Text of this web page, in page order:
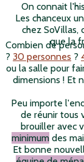
On connait
Les chanceux
chez SoVillas,
que la
Combien de
? 30 personnes ?
ou la salle pour
dimensions ! Et
Peu importe
de réunir tous
brouiller avec
minimumdes
Et bonne